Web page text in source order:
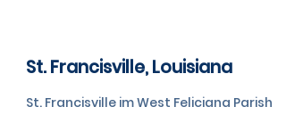
St. Francisville, Louisiana
St. Francisville im West Feliciana Parish